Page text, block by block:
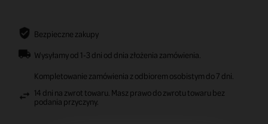
Bezpieczne zakupy
Wysyłamy od 1-3 dni od dnia złożenia zamówienia.
Kompletowanie zamówienia z odbiorem osobistym do 7 dni.
14 dni na zwrot towaru. Masz prawo do zwrotu towaru bez
podania przyczyny.